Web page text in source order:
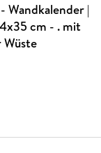
Wandkalender |
cm - . mit